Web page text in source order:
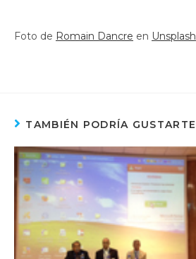
Foto de Romain Dancre en Unsplash
TAMBIÉN PODRÍA GUSTARTE